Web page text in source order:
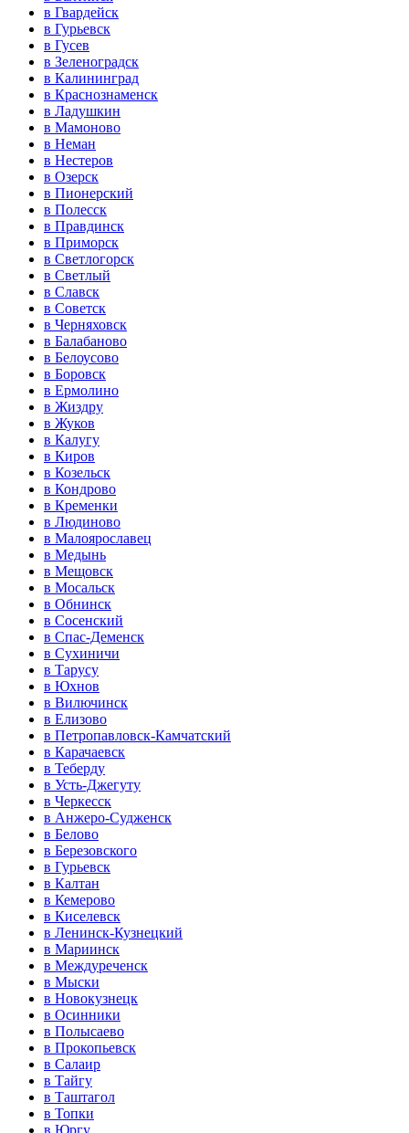
в Гвардейск
в Гурьевск
в Гусев
в Зеленоградск
в Калининград
в Краснознаменск
в Ладушкин
в Мамоново
в Неман
в Нестеров
в Озерск
в Пионерский
в Полесск
в Правдинск
в Приморск
в Светлогорск
в Светлый
в Славск
в Советск
в Черняховск
в Балабаново
в Белоусово
в Боровск
в Ермолино
в Жиздру
в Жуков
в Калугу
в Киров
в Козельск
в Кондрово
в Кременки
в Людиново
в Малоярославец
в Медынь
в Мещовск
в Мосальск
в Обнинск
в Сосенский
в Спас-Деменск
в Сухиничи
в Тарусу
в Юхнов
в Вилючинск
в Елизово
в Петропавловск-Камчатский
в Карачаевск
в Теберду
в Усть-Джегуту
в Черкесск
в Анжеро-Судженск
в Белово
в Березовского
в Гурьевск
в Калтан
в Кемерово
в Киселевск
в Ленинск-Кузнецкий
в Мариинск
в Междуреченск
в Мыски
в Новокузнецк
в Осинники
в Полысаево
в Прокопьевск
в Салаир
в Тайгу
в Таштагол
в Топки
в Юргу